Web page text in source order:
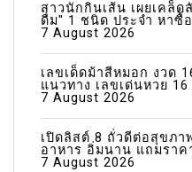
สาวนักกินเส้น เผยเคล็ด
ดื่ม" 1 ชนิด ประจำ หาซื้
7 August 2026
เลขเด็ดม้าสีหมอก งวด
แนวทาง เลขเด่นหวย 16
7 August 2026
เปิดลิสต์ 8 ถั่วดีต่อสุขภา
อาหาร อิ่มนาน แถมราค
7 August 2026